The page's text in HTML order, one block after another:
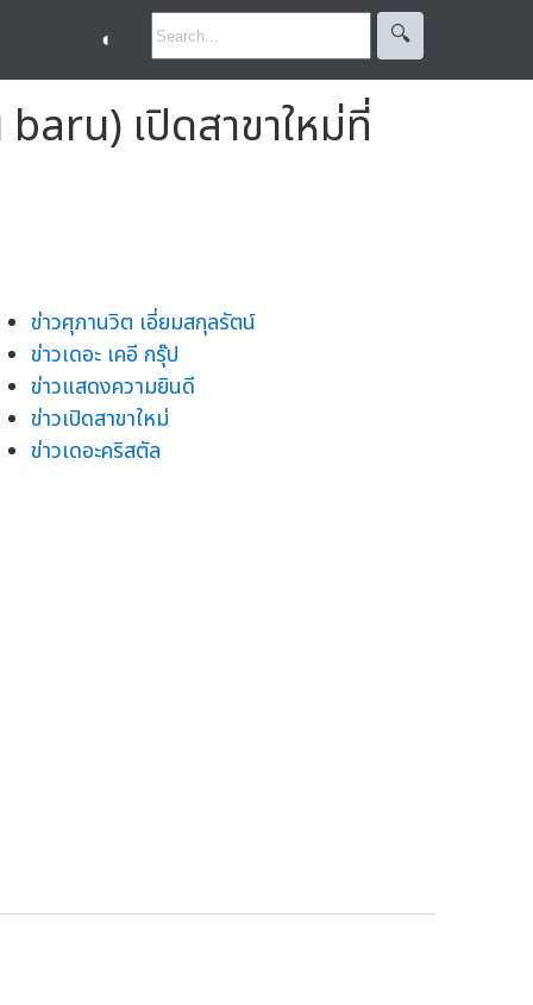
◐ 🔍︎
เปิดสาขาใหม่ที่
ข่าวศุภานวิต เอี่ยมสกุลรัตน์
ข่าวเดอะ เคอี กรุ๊ป
ข่าวแสดงความยินดี
ข่าวเปิดสาขาใหม่
ข่าวเดอะคริสตัล